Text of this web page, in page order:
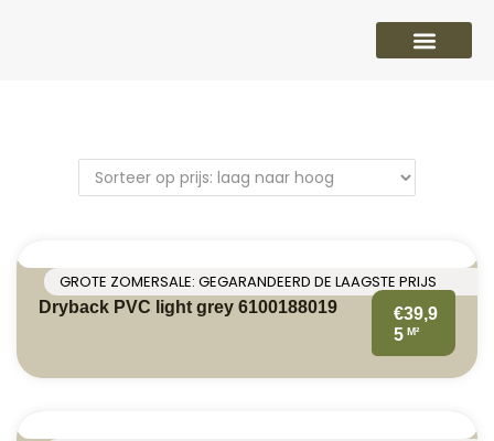
GROTE ZOMERSALE: GEGARANDEERD DE LAAGSTE PRIJS
Dryback PVC light grey 6100188019
€39,9
5 M²